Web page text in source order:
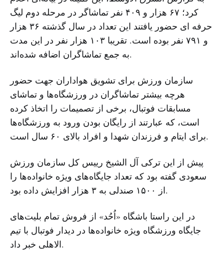
کرد؛ ۶۷ هزار و ۴۰۹ نفر تماشاگر در مرحله دوم لیگ
حرفه ای حضور یافتند این تعداد در سال گذشته ۳۶ هزار
و ۷۹۱ نفر بوده است. تقریبا ۱۰۳ هزار نفر در این مدت
به جمع تماشاگران اضافه شده‌اند.
سازمان ورزش برای تشویق هواداران جهت حضور
هرچه بیشتر تماشاگران در ورزشگاه‌ها و تماشای
مسابقات فوتبال، برخی از تصمیمات را اتخاذ کرده
است، که عبارتند از رایگان بودن ورود به ورزشگاه‌ها
برای ایتام و فرزندان شهدا و افراد بالای ۶۰ سال است.
پیش از این ترکی آل الشیخ رییس کل سازمان ورزش
سعودی گفته بود که تعداد جایگاه‌های ویژه خانواده‌ها را
از ۱۵۰۰ صندلی به ۳ هزار افزایش داده بود.
در این راستا باشگاه «اُحُد» از فروش تمام بلیت‌های
جایگاه‌ ورزشگاه ویژه خانواده‌ها در دیدار فوتبال با تیم
الاهلی خبر داد.